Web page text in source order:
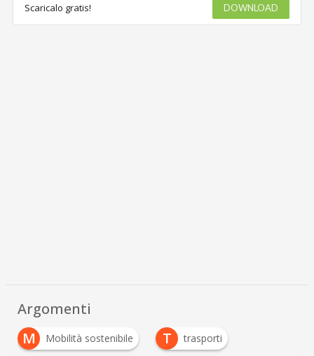
Scaricalo gratis! DOWNLOAD
Argomenti
M
Mobilità sostenibile T trasporti